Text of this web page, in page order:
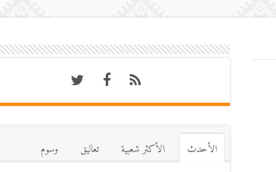
اﻷحدث اﻷكثر شعبية تعاليق
وسوم